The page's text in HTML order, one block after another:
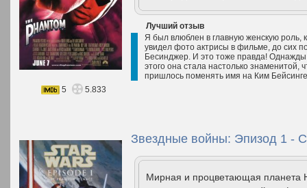
Лучший отзыв
Я был влюблен в главную женскую роль,
увидел фото актрисы в фильме, до сих
Бесинджер. И это тоже правда!
этого она стала настолько
пришлось поменять имя на Ким
5
5.833
Звездные войны: Эпизод 1 -
Мирная и процветающая планета